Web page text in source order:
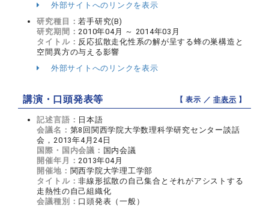
外部サイトへのリンクを表示
研究種目：若手研究(B)
研究期間：2010年04月 ～ 2014年03月
タイトル： 反応拡散走化性系の解が呈する蜂の巣構造と
空間異方の与える影響
外部サイトへのリンクを表示
講演・口頭発表等 【 表示 ／非表示 】
記述言語： 日本語
会議名： 第8回関西学院大学数理科学研究センター談話
会，2013年4月24日
国際・国内会議： 国内会議
開催年月：2013年04月
開催地： 関西学院大学理工学部
タイトル：非線形拡散の自己集合とそれがアシストする
走熱性の自己組織化
会議種別： 口頭発表（一般）